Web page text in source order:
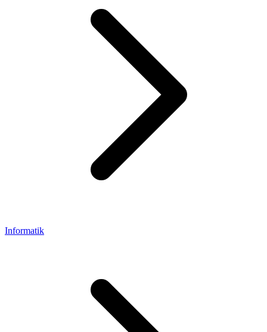
Informatik